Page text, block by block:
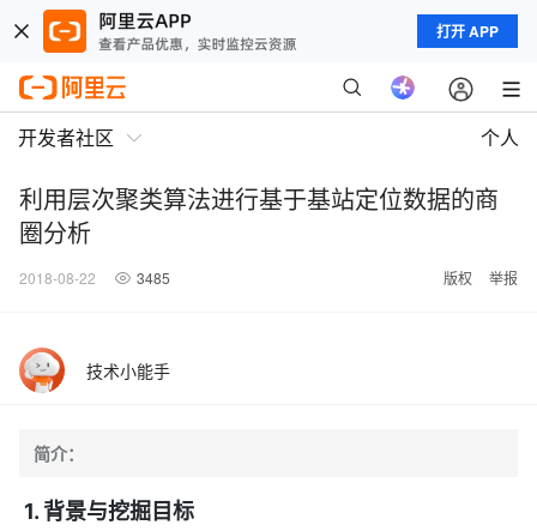
打开 APP
开发者社区 个人
利用层次聚类算法进行基于基站定位数据的商
圈分析
2018-08-22 3485 版权 举报
技术小能手
简介：
1. 背景与挖掘目标